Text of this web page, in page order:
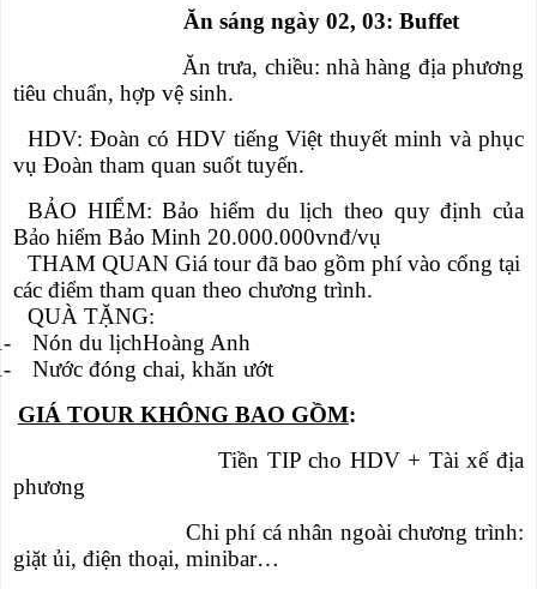
Ăn sáng ngày 02, 03: Buffet
Ăn trưa, chiều: nhà hàng địa phương
tiêu chuẩn, hợp vệ sinh.
HDV: Đoàn có HDV tiếng Việt thuyết minh và phục
vụ Đoàn tham quan suốt tuyến.
BẢO HIỂM: Bảo hiểm du lịch theo quy định của
Bảo hiểm Bảo Minh 20.000.000vnđ/vụ
THAM QUAN Giá tour đã bao gồm phí vào cổng tại
các điểm tham quan theo chương trình.
QUÀ TẶNG:
- Nón du lịchHoàng Anh
-
Nước đóng chai, khăn ướt
GIÁ TOUR KHÔNG BAO GỒM:
Tiền TIP cho HDV + Tài xế địa
phương
Chi phí cá nhân ngoài chương trình:
giặt ủi, điện thoại, minibar…